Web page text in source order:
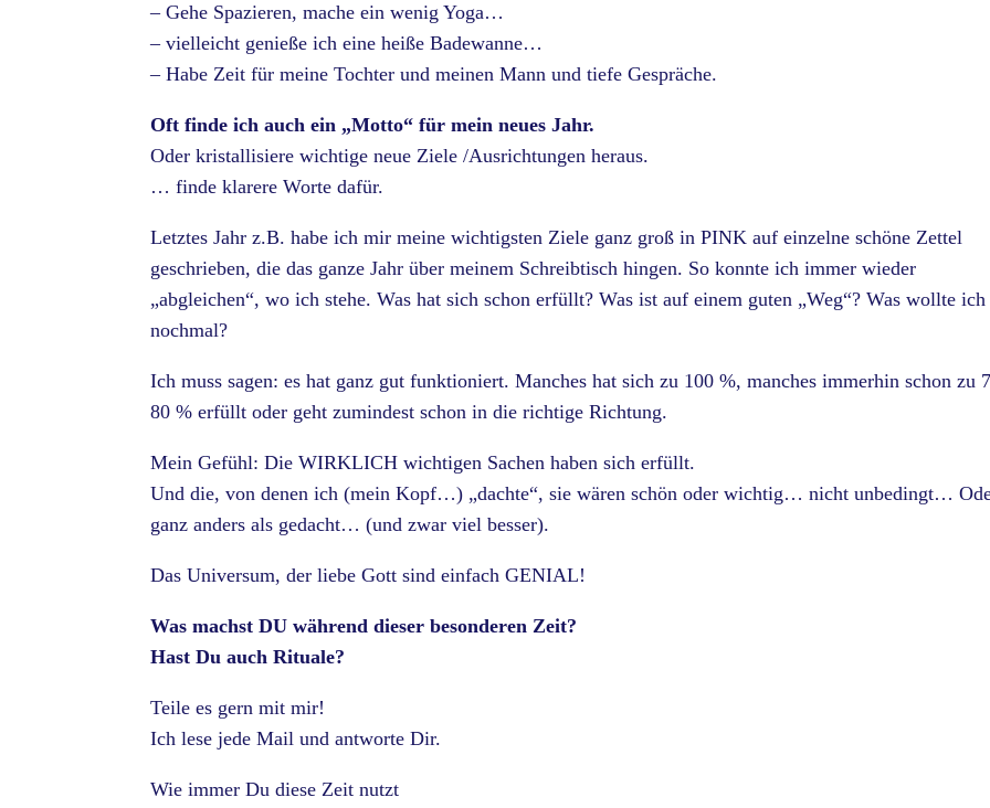
– Gehe Spazieren, mache ein wenig Yoga…
– vielleicht genieße ich eine heiße Badewanne…
– Habe Zeit für meine Tochter und meinen Mann und tiefe Gespräche.
Oft finde ich auch ein „Motto“ für mein neues Jahr.
Oder kristallisiere wichtige neue Ziele /Ausrichtungen heraus.
… finde klarere Worte dafür.
Letztes Jahr z.B. habe ich mir meine wichtigsten Ziele ganz groß in PINK auf einzelne schöne Zettel
geschrieben, die das ganze Jahr über meinem Schreibtisch hingen. So konnte ich immer wieder
„abgleichen“, wo ich stehe. Was hat sich schon erfüllt? Was ist auf einem guten „Weg“? Was wollte ich
nochmal?
Ich muss sagen: es hat ganz gut funktioniert. Manches hat sich zu 100 %, manches immerhin schon zu
80 % erfüllt oder geht zumindest schon in die richtige Richtung.
Mein Gefühl: Die WIRKLICH wichtigen Sachen haben sich erfüllt.
Und die, von denen ich (mein Kopf…) „dachte“, sie wären schön oder wichtig… nicht unbedingt…
ganz anders als gedacht… (und zwar viel besser).
Das Universum, der liebe Gott sind einfach GENIAL!
Was machst DU während dieser besonderen Zeit?
Hast Du auch Rituale?
Teile es gern mit mir!
Ich lese jede Mail und antworte Dir.
Wie immer Du diese Zeit nutzt